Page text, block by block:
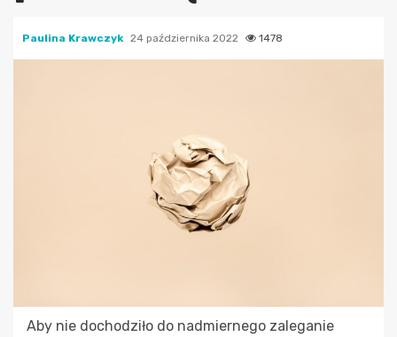
Paulina Krawczyk 24 października 2022 1478
Aby nie dochodziło do nadmiernego zaleganie